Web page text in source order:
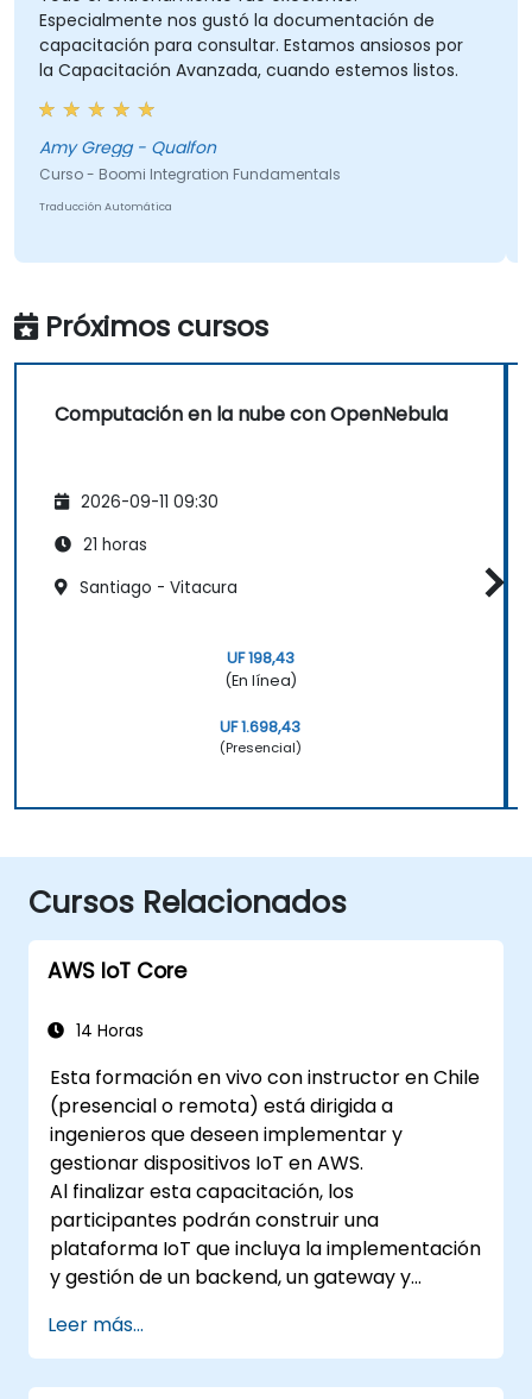
Especialmente nos gustó la documentación de
capacitación para consultar. Estamos ansiosos por
la Capacitación Avanzada, cuando estemos listos.
Amy Gregg - Qualfon
Curso - Boomi Integration Fundamentals
Traducción Automática
Próximos cursos
Computación en la nube con OpenNebula
2026-09-11 09:30
21 horas
Santiago - Vitacura
UF 198,43
(En línea)
UF 1.698,43
(Presencial)
Cursos Relacionados
AWS IoT Core
14 Horas
Esta formación en vivo con instructor en Chile
(presencial o remota) está dirigida a
ingenieros que deseen implementar y
gestionar dispositivos IoT en AWS.
Al finalizar esta capacitación, los
participantes podrán construir una
plataforma IoT que incluya la implementación
y gestión de un backend, un gateway y
Leer más...